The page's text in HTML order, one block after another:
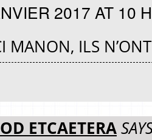
2017 AT 10
MANON, ILS
ETCAETERA